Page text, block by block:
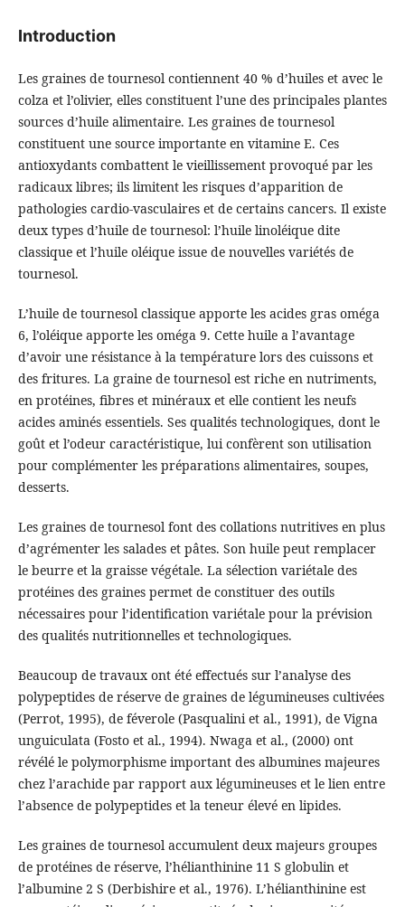
Introduction
Les graines de tournesol contiennent 40 % d’huiles et avec le
colza et l’olivier, elles constituent l’une des principales plantes
sources d’huile alimentaire. Les graines de tournesol
constituent une source importante en vitamine E. Ces
antioxydants combattent le vieillissement provoqué par les
radicaux libres; ils limitent les risques d’apparition de
pathologies cardio-vasculaires et de certains cancers. Il existe
deux types d’huile de tournesol: l’huile linoléique dite
classique et l’huile oléique issue de nouvelles variétés de
tournesol.
L’huile de tournesol classique apporte les acides gras oméga
6, l’oléique apporte les oméga 9. Cette huile a l’avantage
d’avoir une résistance à la température lors des cuissons et
des fritures. La graine de tournesol est riche en nutriments,
en protéines, fibres et minéraux et elle contient les neufs
acides aminés essentiels. Ses qualités technologiques, dont le
goût et l’odeur caractéristique, lui confèrent son utilisation
pour complémenter les préparations alimentaires, soupes,
desserts.
Les graines de tournesol font des collations nutritives en plus
d’agrémenter les salades et pâtes. Son huile peut remplacer
le beurre et la graisse végétale. La sélection variétale des
protéines des graines permet de constituer des outils
nécessaires pour l’identification variétale pour la prévision
des qualités nutritionnelles et technologiques.
Beaucoup de travaux ont été effectués sur l’analyse des
polypeptides de réserve de graines de légumineuses cultivées
(Perrot, 1995), de féverole (Pasqualini et al., 1991), de Vigna
unguiculata (Fosto et al., 1994). Nwaga et al., (2000) ont
révélé le polymorphisme important des albumines majeures
chez l’arachide par rapport aux légumineuses et le lien entre
l’absence de polypeptides et la teneur élevé en lipides.
Les graines de tournesol accumulent deux majeurs groupes
de protéines de réserve, l’hélianthinine 11 S globulin et
l’albumine 2 S (Derbishire et al., 1976). L’hélianthinine est